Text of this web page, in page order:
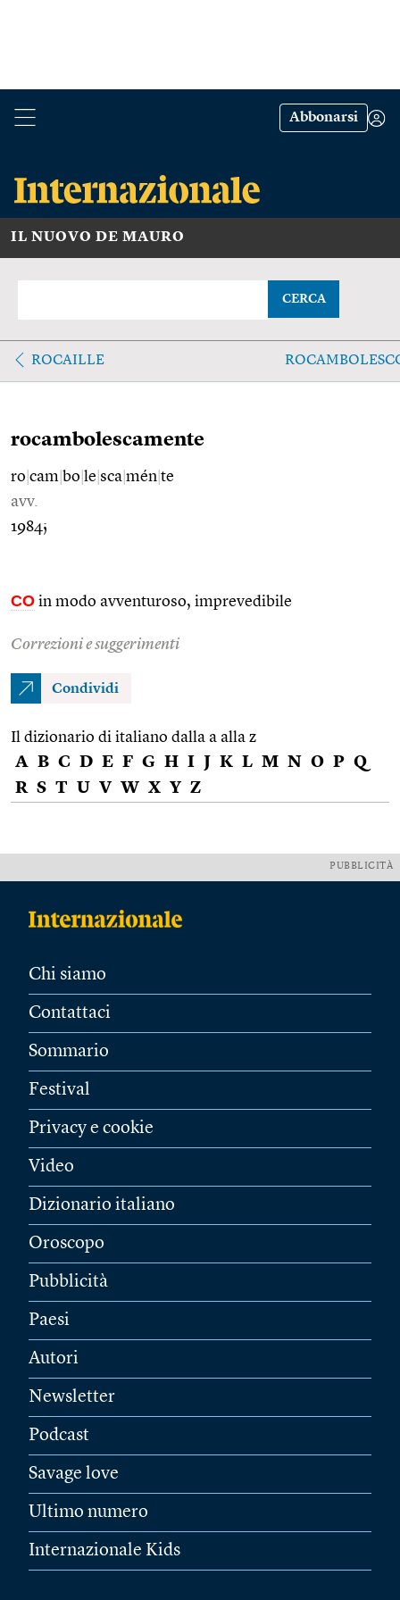
Abbonarsi
IL NUOVO DE MAURO
CERCA
ROCAILLE
rocambolescamente
ro cam bo le sca mén te
avv.
1984;
CO in modo avventuroso, imprevedibile
Correzioni e suggerimenti
Condividi
Il dizionario di italiano dalla a alla z
A B C D E F G H I J K L M N O P Q
R S T U V W X Y Z
PUBBLICITÀ
Chi siamo
Contattaci
Sommario
Festival
Privacy e cookie
Video
Dizionario italiano
Oroscopo
Pubblicità
Paesi
Autori
Newsletter
Podcast
Savage love
Ultimo numero
Internazionale Kids